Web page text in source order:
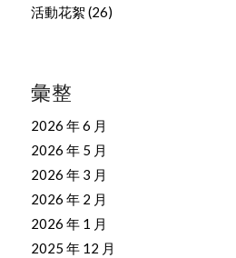
活動花絮 (26)
彙整
2026 年 6 月
2026 年 5 月
2026 年 3 月
2026 年 2 月
2026 年 1 月
2025 年 12 月